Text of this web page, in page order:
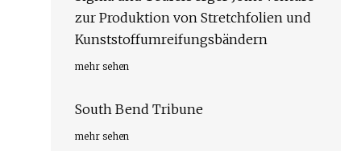
zur Produktion von Stretchfolien und
Kunststoffumreifungsbändern
mehr sehen
South Bend Tribune
mehr sehen